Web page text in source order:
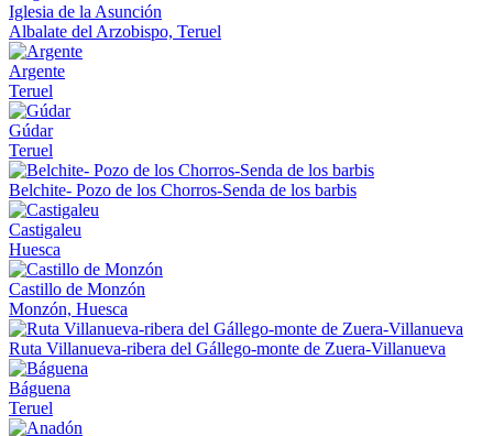
Iglesia de la Asunción
Albalate del Arzobispo, Teruel
Argente
Teruel
Gúdar
Teruel
Belchite- Pozo de los Chorros-Senda de los barbis
Castigaleu
Huesca
Castillo de Monzón
Monzón, Huesca
Ruta Villanueva-ribera del Gállego-monte de Zuera-Villanueva
Báguena
Teruel